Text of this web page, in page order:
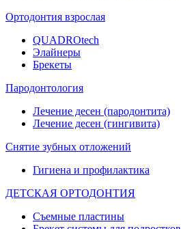
Ортодонтия взрослая
QUADROtech
Элайнеры
Брекеты
Пародонтология
Лечение десен (пародонтита)
Лечение десен (гингивита)
Снятие зубных отложений
Гигиена и профилактика
ДЕТСКАЯ ОРТОДОНТИЯ
Съемные пластины